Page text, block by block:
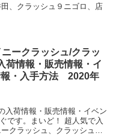
、クラッシュ９ニゴロ、店
ークラッシュ/クラッ
荷情報・販売情報・イ
報・入手方法 2020年
入荷情報・販売情報・イベン
です。まいど！ 超人気で入
クラッシュ、クラッシュ